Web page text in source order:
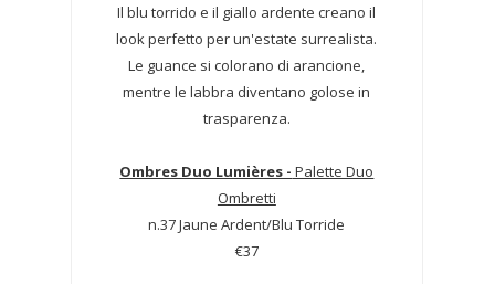
Il blu torrido e il giallo ardente creano il
look perfetto per un'estate surrealista.
Le guance si colorano di arancione,
mentre le labbra diventano golose in
trasparenza.
Ombres Duo Lumières - Palette Duo
Ombretti
n.37 Jaune Ardent/Blu Torride
€37